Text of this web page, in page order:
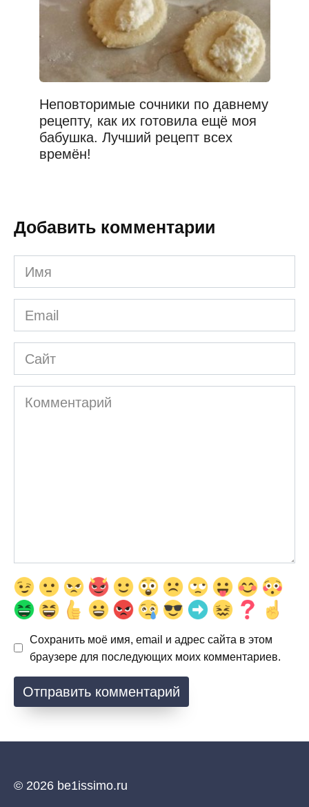
Неповторимые сочники по давнему
рецепту, как их готовила ещё моя
бабушка. Лучший рецепт всех
времён!
Добавить комментарии
Имя
*
Email
*
Сайт
Комментарий
Сохранить моё имя, email и адрес сайта в этом
браузере для последующих моих комментариев.
© 2026 be1issimo.ru